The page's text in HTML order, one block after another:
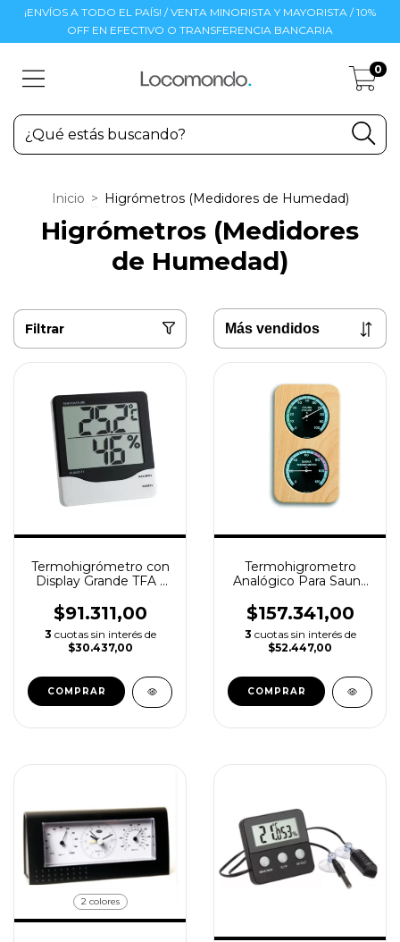
¡ENVÍOS A TODO EL PAÍS! / VENTA MINORISTA Y MAYORISTA / 10%
OFF EN EFECTIVO O TRANSFERENCIA BANCARIA
0
Inicio > Higrómetros (Medidores de Humedad)
Higrómetros (Medidores
de Humedad)
Filtrar
Termohigrómetro con
Display Grande TFA -
Humedad
$91.311,00
3 cuotas sin interés de
$30.437,00
Termohigrometro
Analógico Para Sauna
$157.341,00
3 cuotas sin interés de
$52.447,00
2 colores